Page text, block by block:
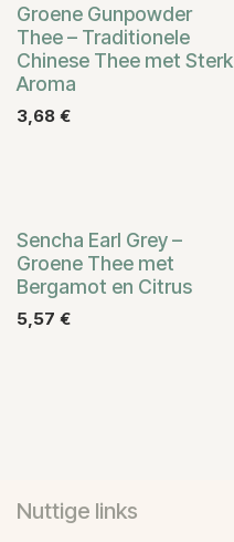
Groene Gunpowder
Thee – Traditionele
Chinese Thee met Sterk
Aroma
3,68 €
Sencha Earl Grey –
Groene Thee met
Bergamot en Citrus
5,57 €
Nuttige links